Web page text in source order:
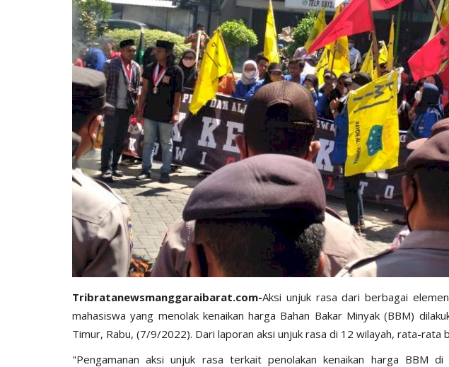
Tribratanewsmanggaraibarat.com-Aksi unjuk rasa dari berbagai
mahasiswa yang menolak kenaikan harga Bahan Bakar Minyak (BBM)
Timur, Rabu, (7/9/2022). Dari laporan aksi unjuk rasa di 12 wilayah, rata-rata
"Pengamanan aksi unjuk rasa terkait penolakan kenaikan harga BBM